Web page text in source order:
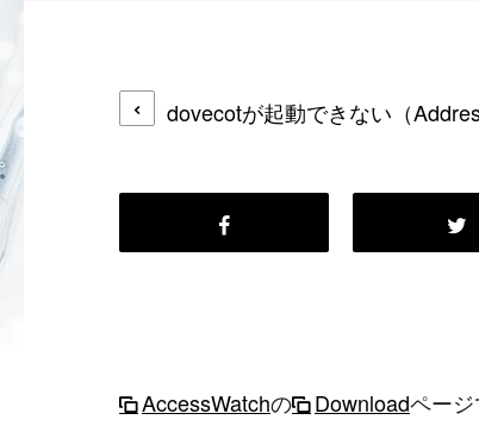
dovecotが起動できない（
AccessWatchの Downloadペー